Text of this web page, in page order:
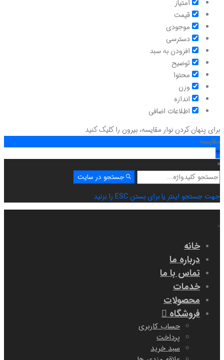
امتیاز
قيمت
موجودی
دسترسی
افزودن به سبد
توضیح
محتوا
وزن
اندازه
اطلاعات اضافی
برای پنهان کردن نوار مقایسه، بیرون را کلیک کنید
مقایسه
جستجو
برای:
جستجو در سایت
جهت جستجو اینتر یا برای بستن ESC را بزنید
خانه
درباره ما
تماس با ما
خدمات
محصولات
فروشگاه
حساب کاربری
پرداخت
سبد خرید